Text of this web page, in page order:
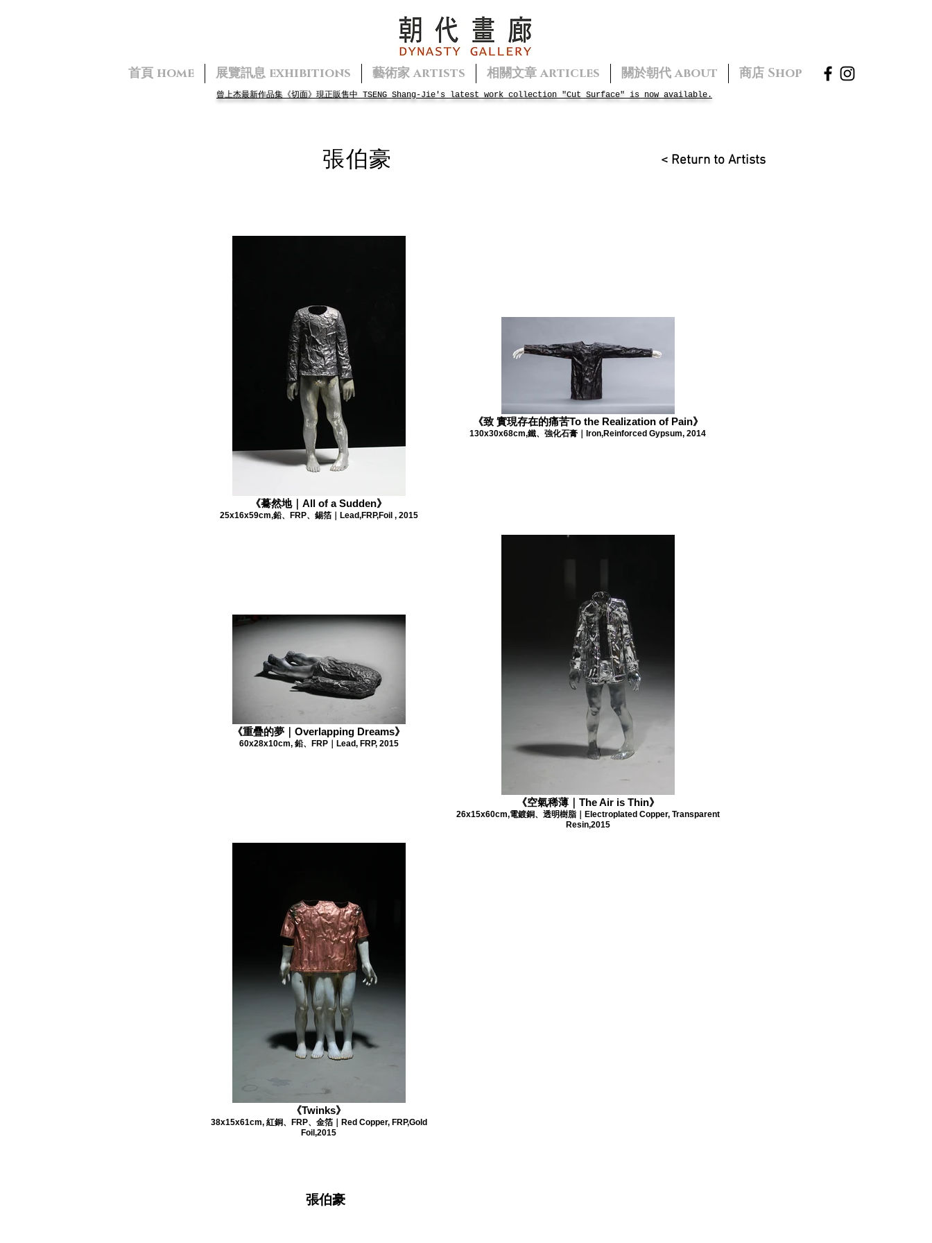
首頁 home 展覽訊息 exhibitions 藝術家 artists 相關文章 articles 關於朝代 about 商店 Shop
曾上杰最新作品集《切面》現正販售中 TSENG Shang-Jie's latest work collection "Cut Surface" is now available.
張伯豪 < Return to Artists
《驀然地｜All of a Sudden》
25x16x59cm,鉛、FRP、錫箔｜Lead,FRP,Foil , 2015
《致 實現存在的痛苦To the Realization of Pain》
130x30x68cm,鐵、強化石膏｜Iron,Reinforced Gypsum, 2014
《重疊的夢｜Overlapping Dreams》
60x28x10cm, 鉛、FRP｜Lead, FRP, 2015
《空氣稀薄｜The Air is Thin》
26x15x60cm,電鍍銅、透明樹脂｜Electroplated Copper, Transparent
Resin,2015
《Twinks》
38x15x61cm, 紅銅、FRP、金箔｜Red Copper, FRP,Gold
Foil,2015
張伯豪